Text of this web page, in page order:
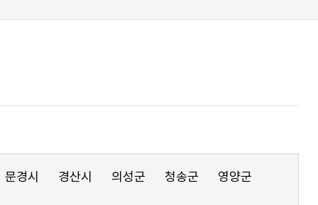
문경시 경산시 의성군 청송군
영양군